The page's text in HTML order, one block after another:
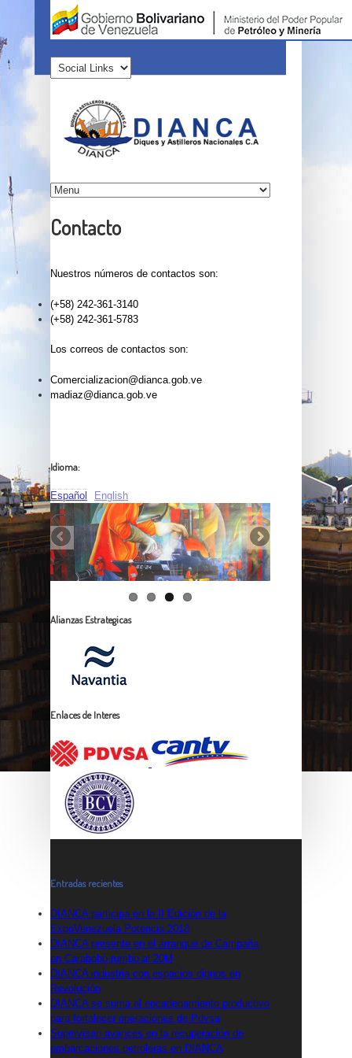
Contacto
Nuestros números de contactos son:
(+58) 242-361-3140
(+58) 242-361-5783
Los correos de contactos son:
Comercializacion@dianca.gob.ve
madiaz@dianca.gob.ve
Idioma:
Español English
Alianzas Estrategicas
Enlaces de Interes
Entradas recientes
DIANCA participa en la II Edición de la
ExpoVenezuela Potencia 2018
DIANCA presente en el arranque de Campaña
en Carabobo rumbo al 20M
DIANCA industria con espacios dignos en
Revolución
DIANCA se suma al encadenamiento productivo
para fortalecer operaciones de Pdvsa
Supervisan avances en la recuperación de
embarcaciones petroleras en DIANCA